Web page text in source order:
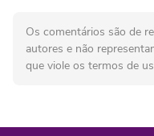
Os comentários são de
autores e não
que viole os termos de